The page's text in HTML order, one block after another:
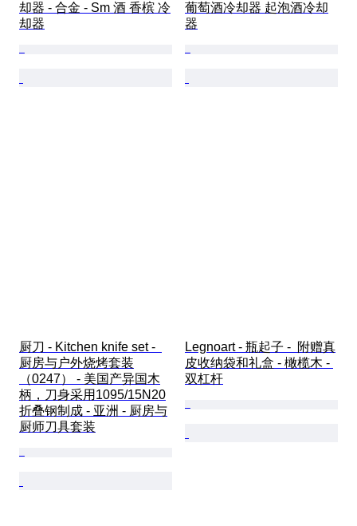
却器 - 合金 - Sm 酒 香槟 冷
却器
葡萄酒冷却器 起泡酒冷却
器
厨刀 - Kitchen knife set -
厨房与户外烧烤套装
（0247） - 美国产异国木
柄，刀身采用1095/15N20
折叠钢制成 - 亚洲 - 厨房与
厨师刀具套装
Legnoart - 瓶起子 -  附赠真
皮收纳袋和礼盒 - 橄榄木 -
双杠杆